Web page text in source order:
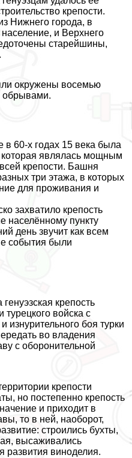
крепости.
Нижнего города, в
и Верхнего
старейшины,
окружены восемью
обрывами.
в 60-х годах 15 века была
являлась мощным
крепости. Башня
три этажа, в которых
для проживания и
захватило крепость
населённому пункту
день звучит как всем
события были
крепость
войска с
изнурительного боя турки
во владения
с оборонительной
крепости
но постепенно крепость
и приходит в
то в ней, наоборот,
строились бухты,
высаживались
развития виноделия.